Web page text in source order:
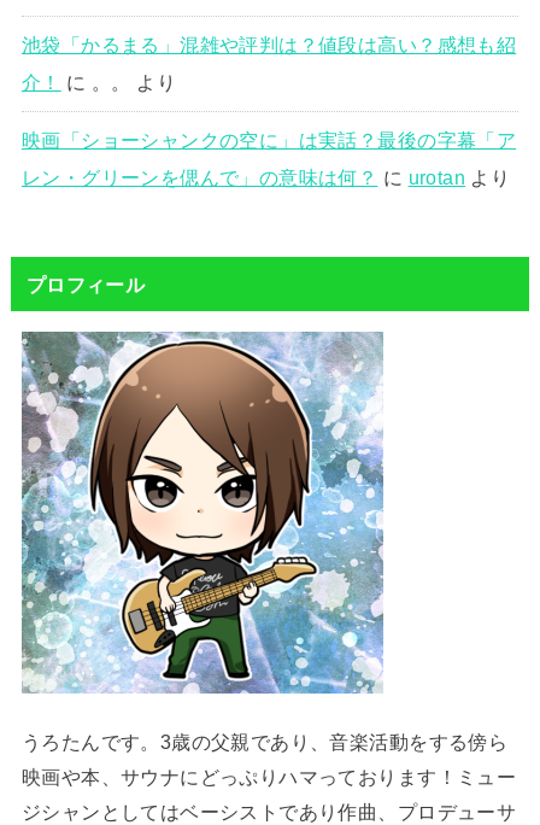
池袋「かるまる」混雑や評判は？値段は高い？感想も紹
介！
に 。。 より
映画「ショーシャンクの空に」は実話？最後の字幕「ア
レン・グリーンを偲んで」の意味は何？ に urotan より
プロフィール
うろたんです。3歳の父親であり、音楽活動をする傍ら
映画や本、サウナにどっぷりハマっております！ミュー
ジシャンとしてはベーシストであり作曲、プロデューサ